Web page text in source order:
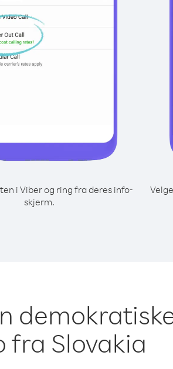
i Viber og ring fra deres info-
skjerm.
fra Slovakia